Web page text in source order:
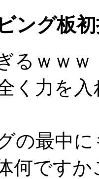
ング板
るｗｗｗ
く力を
の最中
何ですか